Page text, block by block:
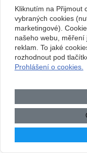
webové
Mapa
Přístupnost webových
Kliknutím na Přijmout
vybraných cookies
marketingové).
našeho webu,
reklam. To jaké
rozhodnout pod
Prohlášení o cookies.